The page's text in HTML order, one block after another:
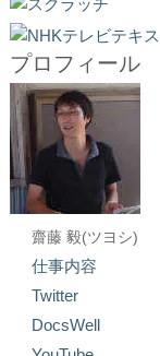
プロフィール
齋藤 毅(ツヨシ)
仕事内容
Twitter
DocsWell